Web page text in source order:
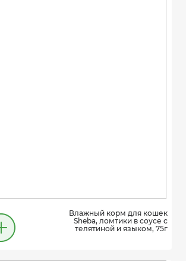
Влажный корм для кошек
Sheba, ломтики в соусе с
телятиной и языком, 75г